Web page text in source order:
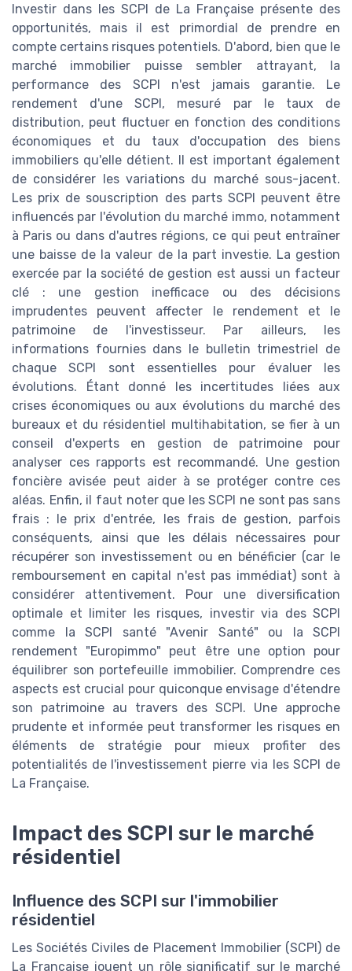
Investir dans les SCPI de La Française présente des
opportunités, mais il est primordial de prendre en
compte certains risques potentiels. D'abord, bien que le
marché immobilier puisse sembler attrayant, la
performance des SCPI n'est jamais garantie. Le
rendement d'une SCPI, mesuré par le taux de
distribution, peut fluctuer en fonction des conditions
économiques et du taux d'occupation des biens
immobiliers qu'elle détient. Il est important également
de considérer les variations du marché sous-jacent.
Les prix de souscription des parts SCPI peuvent être
influencés par l'évolution du marché immo, notamment
à Paris ou dans d'autres régions, ce qui peut entraîner
une baisse de la valeur de la part investie. La gestion
exercée par la société de gestion est aussi un facteur
clé : une gestion inefficace ou des décisions
imprudentes peuvent affecter le rendement et le
patrimoine de l'investisseur. Par ailleurs, les
informations fournies dans le bulletin trimestriel de
chaque SCPI sont essentielles pour évaluer les
évolutions. Étant donné les incertitudes liées aux
crises économiques ou aux évolutions du marché des
bureaux et du résidentiel multihabitation, se fier à un
conseil d'experts en gestion de patrimoine pour
analyser ces rapports est recommandé. Une gestion
foncière avisée peut aider à se protéger contre ces
aléas. Enfin, il faut noter que les SCPI ne sont pas sans
frais : le prix d'entrée, les frais de gestion, parfois
conséquents, ainsi que les délais nécessaires pour
récupérer son investissement ou en bénéficier (car le
remboursement en capital n'est pas immédiat) sont à
considérer attentivement. Pour une diversification
optimale et limiter les risques, investir via des SCPI
comme la SCPI santé "Avenir Santé" ou la SCPI
rendement "Europimmo" peut être une option pour
équilibrer son portefeuille immobilier. Comprendre ces
aspects est crucial pour quiconque envisage d'étendre
son patrimoine au travers des SCPI. Une approche
prudente et informée peut transformer les risques en
éléments de stratégie pour mieux profiter des
potentialités de l'investissement pierre via les SCPI de
La Française.
Impact des SCPI sur le marché
résidentiel
Influence des SCPI sur l'immobilier
résidentiel
Les Sociétés Civiles de Placement Immobilier (SCPI) de
La Française jouent un rôle significatif sur le marché